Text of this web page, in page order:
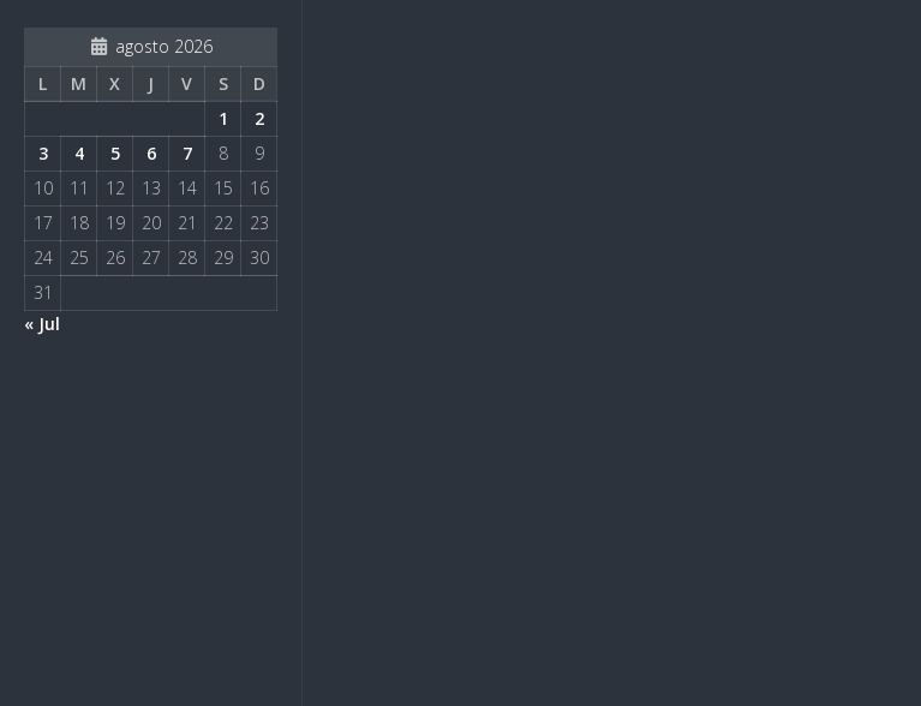
agosto 2026
L
M X J V S
D
1
2
3
4 5 6 7 8
9
10
11 12 13 14 15
16
17
18 19 20 21 22
23
24
25 26 27 28 29
30
31
« Jul